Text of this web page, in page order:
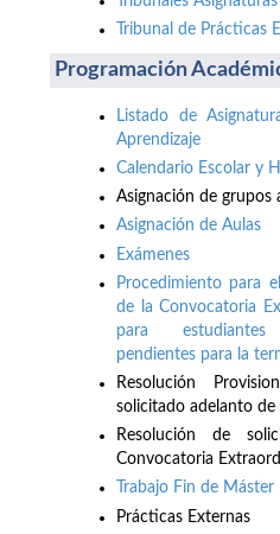
Tribunal de Prácticas
Programación
Listado de
Aprendizaje
Calendario Escolar y
Asignación de grupos
Asignación de Aulas
Exámenes
Procedimiento para
de la Convocatoria
para
pendientes para la
Resolución
solicitado adelanto de
Resolución de
Convocatoria
Trabajo Fin de Máster
Prácticas Externas